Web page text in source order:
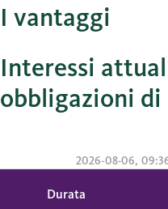
I vantaggi
Interessi
obbligazioni di
2026-08-06,
Durata